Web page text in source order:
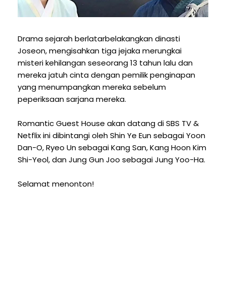
Drama sejarah berlatarbelakangkan dinasti
Joseon, mengisahkan tiga jejaka merungkai
misteri kehilangan seseorang 13 tahun lalu dan
mereka jatuh cinta dengan pemilik penginapan
yang menumpangkan mereka sebelum
peperiksaan sarjana mereka.
Romantic Guest House akan datang di SBS TV &
Netflix ini dibintangi oleh Shin Ye Eun sebagai Yoon
Dan-O, Ryeo Un sebagai Kang San, Kang Hoon Kim
Shi-Yeol, dan Jung Gun Joo sebagai Jung Yoo-Ha.
Selamat menonton!